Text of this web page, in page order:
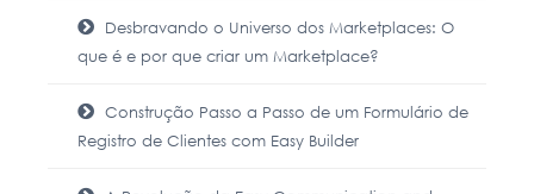
Desbravando o Universo dos Marketplaces: O
que é e por que criar um Marketplace?
Construção Passo a Passo de um Formulário de
Registro de Clientes com Easy Builder